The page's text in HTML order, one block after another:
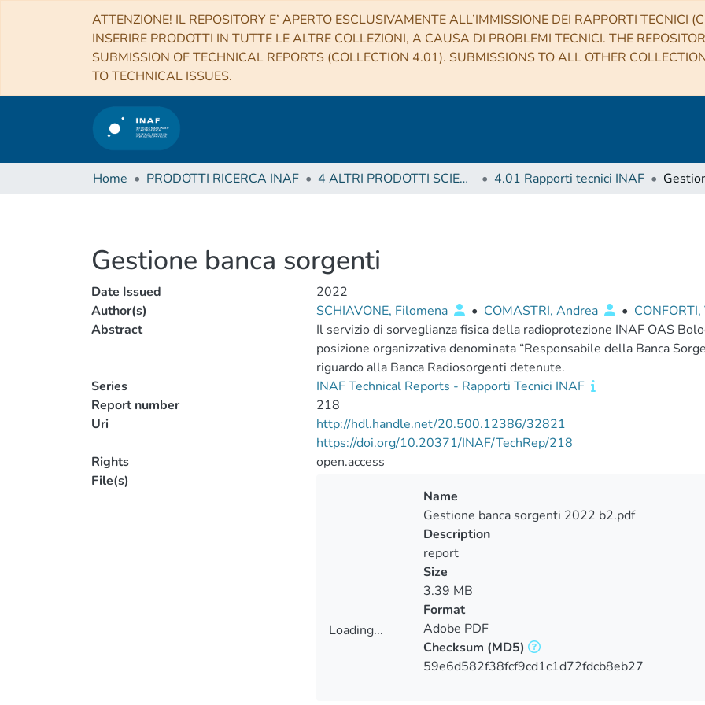
ATTENZIONE! IL REPOSITORY E’ APERTO ESCLUSIVAMENTE ALL’IMMISSIONE DEI RAPPORTI TECNICI
INSERIRE PRODOTTI IN TUTTE LE ALTRE COLLEZIONI, A CAUSA DI PROBLEMI TECNICI. THE
SUBMISSION OF TECHNICAL REPORTS (COLLECTION 4.01). SUBMISSIONS TO ALL OTHER
TO TECHNICAL ISSUES.
Home PRODOTTI RICERCA INAF 4 ALTRI PRODOTTI SCIENTIFICI (Other scientific products) 4.01 Rapporti tecnici INAF
Gestione banca sorgenti
Date Issued
2022
Author(s)
SCHIAVONE, Filomena • COMASTRI, Andrea •
Abstract
Il servizio di sorveglianza fisica della radioprotezione INAF OAS
posizione organizzativa denominata “Responsabile della Banca
riguardo alla Banca Radiosorgenti detenute.
Series
INAF Technical Reports - Rapporti Tecnici INAF
Report number
218
Uri
http://hdl.handle.net/20.500.12386/32821
https://doi.org/10.20371/INAF/TechRep/218
Rights
open.access
File(s)
Loading...
Name
Gestione banca sorgenti 2022 b2.pdf
Description
report
Size
3.39 MB
Format
Adobe PDF
Checksum (MD5)
59e6d582f38fcf9cd1c1d72fdcb8eb27